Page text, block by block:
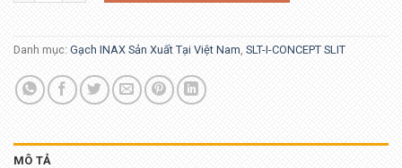
Danh mục: Gạch INAX Sản Xuất Tại Việt Nam SLT-I-CONCEPT SLIT
MÔ TẢ